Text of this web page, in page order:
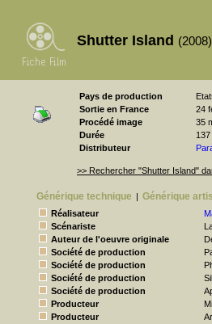
Shutter Island
Pays de production
Sortie en France
24
Procédé image
35
Durée
Distributeur
>> Rechercher "Shutter Island"
Générique technique | Générique
Réalisateur
Scénariste
Auteur de l'oeuvre originale
Société de production
Société de production
Société de production
Société de production
Producteur
Producteur